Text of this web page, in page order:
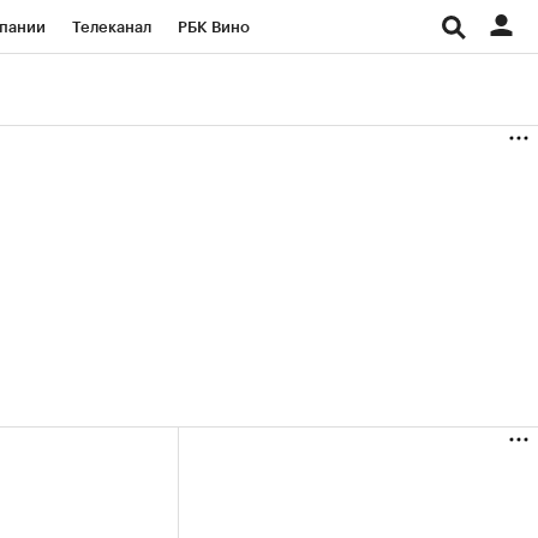
Телеканал РБК Вино